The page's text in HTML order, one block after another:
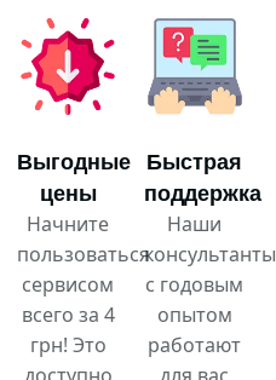
Выгодные
цены
Начните
пользоваться
сервисом
всего за 4
грн! Это
Быстрая
поддержка
Наши
консультанты
с годовым
опытом
работают